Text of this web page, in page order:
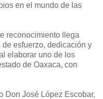
en el mundo de las
reconocimiento llega
esfuerzo, dedicación y
elaborar uno de los
de Oaxaca, con
Don José López Escobar,